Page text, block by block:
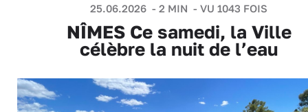
25.06.2026 - 2 MIN - VU 1043 FOIS
NÎMES Ce samedi, la Ville
célèbre la nuit de l’eau